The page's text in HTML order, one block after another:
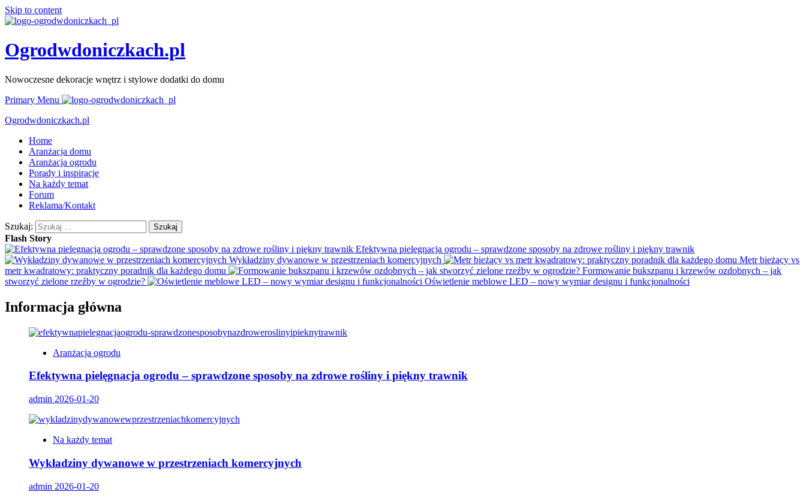
Skip to content
Ogrodwdoniczkach.pl
Nowoczesne dekoracje wnętrz i stylowe dodatki do domu
Primary Menu
Ogrodwdoniczkach.pl
Home
Aranżacja domu
Aranżacja ogrodu
Porady i inspiracje
Na każdy temat
Forum
Reklama/Kontakt
Szukaj:
Flash Story
Efektywna pielęgnacja ogrodu – sprawdzone sposoby na zdrowe rośliny i piękny trawnik
Wykładziny dywanowe w przestrzeniach komercyjnych
Metr bieżący vs
metr kwadratowy: praktyczny poradnik dla każdego domu
Formowanie bukszpanu i krzewów ozdobnych – jak
stworzyć zielone rzeźby w ogrodzie?
Oświetlenie meblowe LED – nowy wymiar designu i funkcjonalności
Informacja główna
Aranżacja ogrodu
Efektywna pielęgnacja ogrodu – sprawdzone sposoby na zdrowe rośliny i piękny trawnik
admin 2026-01-20
Na każdy temat
Wykładziny dywanowe w przestrzeniach komercyjnych
admin 2026-01-20